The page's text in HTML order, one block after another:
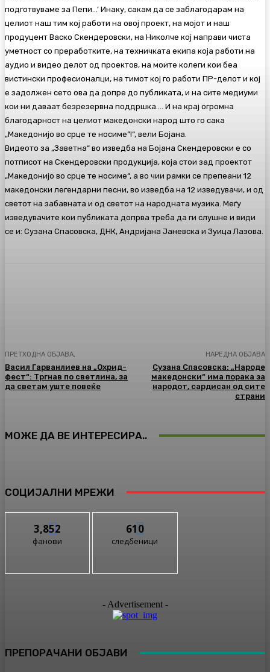
подготвуваме за Пепи…’ Инаку, сакам да се заблагодарам на
целиот наш тим кој работи на овој проект, на мојот и наш
продуцент Васко Скендеровски, на Николче кој направи чиста
уметност со преработките, на техничката екипа која работи на
аудио и видео делот од проектов, на моите колеги кои беа
вистински професионалци, на тимот кој го работи ПР-делот и кој
е задолжен сето ова да допре до публиката, и на сите медиуми
кои ни даваат безрезервна поддршка…. И на крај огромна
благодарност на целиот македонски народ што го сака
„Македонијо во срце те носиме”!“, вели Бојана.
Видеото за „Заветна“ во изведба на Бојана Скендеровски е со
потписот на Скендеровски продукција, која стои зад проектот
„Македонијо во срце те носиме“, а во чии рамки се препеани 12
македонски легендарни песни, во изведба на 12 изведувачи, и од
светот на забавната и од светот на народната музика. Меѓу
изведувачите кои публиката допрва треба да ги слушне и види
се и: Сузана Спасовска, ДНК, Андријана Јаневска и Зуица Лазова.
ПРЕТХОДНА ОБЈАВА,
Васил Гарванлиев на „Охрид-
фест“: Тргнав по светлина, за
да светам уште повеќе
НАРЕДНА ОБЈАВА
Сузана Спасовска: „Народе
македонски“ има порака за
народот, сардисан од сите
страни
МОЖЕ ДА ВЕ ИНТЕРЕСИРА..
СОЦИЈАЛНИ МРЕЖИ
3,852
фанови
610
следбеници
- Advertisement -
ПРЕПОРАЧАНИ ОБЈАВИ